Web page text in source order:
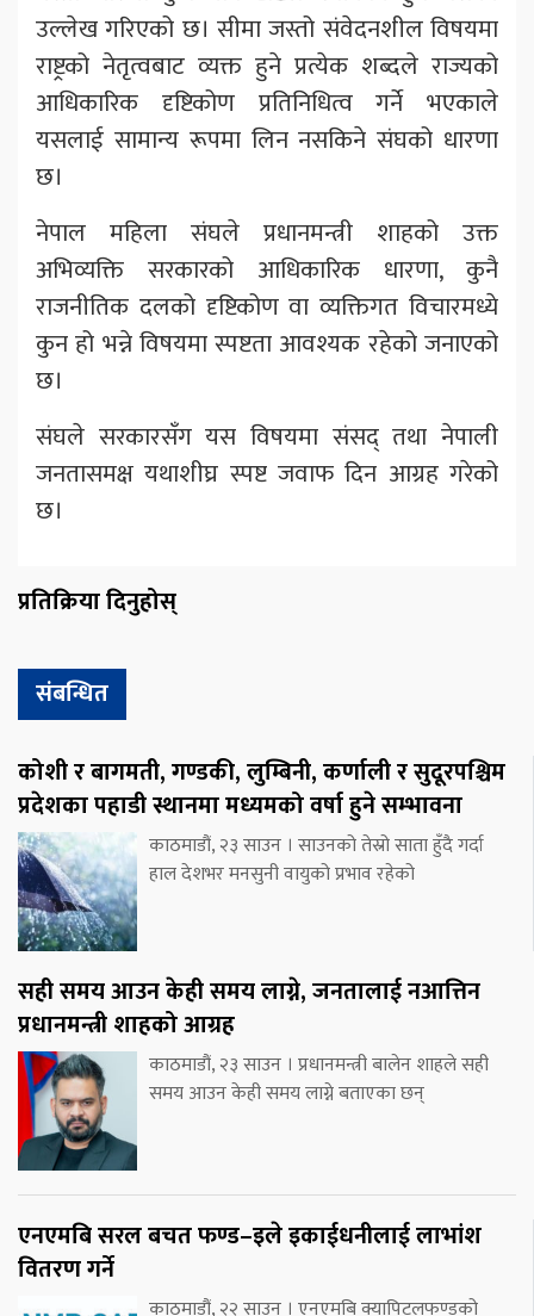
उल्लेख गरिएको छ। सीमा जस्तो संवेदनशील विषयमा
राष्ट्रको नेतृत्वबाट व्यक्त हुने प्रत्येक शब्दले राज्यको
आधिकारिक दृष्टिकोण प्रतिनिधित्व गर्ने भएकाले
यसलाई सामान्य रूपमा लिन नसकिने संघको धारणा
छ।
नेपाल महिला संघले प्रधानमन्त्री शाहको उक्त
अभिव्यक्ति सरकारको आधिकारिक धारणा, कुनै
राजनीतिक दलको दृष्टिकोण वा व्यक्तिगत विचारमध्ये
कुन हो भन्ने विषयमा स्पष्टता आवश्यक रहेको जनाएको
छ।
संघले सरकारसँग यस विषयमा संसद् तथा नेपाली
जनतासमक्ष यथाशीघ्र स्पष्ट जवाफ दिन आग्रह गरेको
छ।
प्रतिक्रिया दिनुहोस्
संबन्धित
कोशी र बागमती, गण्डकी, लुम्बिनी, कर्णाली र सुदूरपश्चिम
प्रदेशका पहाडी स्थानमा मध्यमको वर्षा हुने सम्भावना
काठमाडौं, २३ साउन । साउनको तेस्रो साता हुँदै गर्दा
हाल देशभर मनसुनी वायुको प्रभाव रहेको
सही समय आउन केही समय लाग्ने, जनतालाई नआत्तिन
प्रधानमन्त्री शाहको आग्रह
काठमाडौं, २३ साउन । प्रधानमन्त्री बालेन शाहले सही
समय आउन केही समय लाग्ने बताएका छन्
एनएमबि सरल बचत फण्ड–इले इकाईधनीलाई लाभांश
वितरण गर्ने
काठमाडौं, २२ साउन । एनएमबि क्यापिटलफण्डको